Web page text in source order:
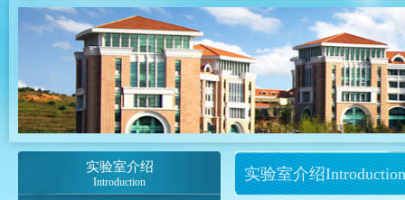
实验室介绍
Introduction 实验室介绍Introduction